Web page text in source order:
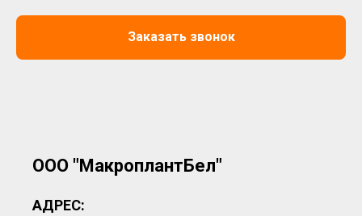
Заказать звонок
ООО "МакроплантБел"
АДРЕС: